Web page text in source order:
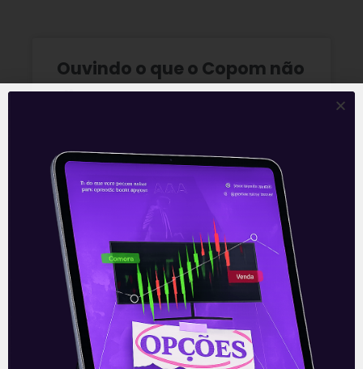
Ouvindo o que o Copom não
disse
(Copom) encerrada na quarta-feira (5)
confirmou as expectativas quase
unânimes dos investidores e reduziu a taxa
Selic em
READ MORE »
06/08/2026 Nenhum comentário